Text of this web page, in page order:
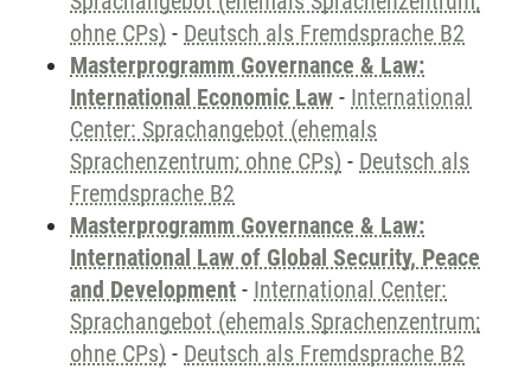
ohne CPs) - Deutsch als Fremdsprache B2
Masterprogramm Governance & Law:
International Economic Law - International
Center: Sprachangebot (ehemals
Sprachenzentrum; ohne CPs) - Deutsch als
Fremdsprache B2
Masterprogramm Governance & Law:
International Law of Global Security, Peace
and Development - International Center:
Sprachangebot (ehemals Sprachenzentrum;
ohne CPs) - Deutsch als Fremdsprache B2